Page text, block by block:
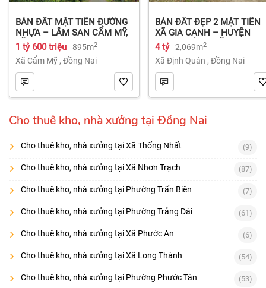
BÁN ĐẤT MẶT TIỀN ĐƯỜNG
NHỰA – LÂM SAN CẨM MỸ,
ĐỒNG NAI.
1 tỷ 600 triệu 895m2
Xã Cẩm Mỹ , Đồng Nai
BÁN ĐẤT ĐẸP 2 MẶT TIỀN
XÃ GIA CANH – HUYỆN
ĐỊNH QUÁN – ĐỒNG NAI dt
2.069m² 4 tỷ
4 tỷ 2,069m2
Xã Định Quán , Đồng Nai
Cho thuê kho, nhà xưởng tại Đồng Nai
Cho thuê kho, nhà xưởng tại Xã Thống Nhất (9)
Cho thuê kho, nhà xưởng tại Xã Nhơn Trạch (87)
Cho thuê kho, nhà xưởng tại Phường Trấn Biên (7)
Cho thuê kho, nhà xưởng tại Phường Trảng Dài (61)
Cho thuê kho, nhà xưởng tại Xã Phước An (6)
Cho thuê kho, nhà xưởng tại Xã Long Thành (54)
Cho thuê kho, nhà xưởng tại Phường Phước Tân (53)